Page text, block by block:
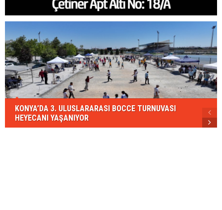
KONYA’DA 3. ULUSLARARASI BOCCE TURNUVASI
HEYECANI YAŞANIYOR